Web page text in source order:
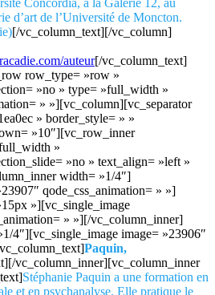
Concordia, à la Galerie 12, au
d’art de l’Université de Moncton.
[/vc_column_text][/vc_column]
auteur[/vc_column_text]
row_type= »row »
»no » type= »full_width »
» »][vc_column][vc_separator
» border_style= » »
»10″][vc_row_inner
»
»no » text_align= »left »
width= »1/4″]
qode_css_animation= » »]
»][vc_single_image
» »][/vc_column_inner]
4″][vc_single_image image= »23906″
Paquin,
vc_column_inner][vc_column_inner
Stéphanie Paquin a une formation en
et en psychanalyse. Elle pratique le